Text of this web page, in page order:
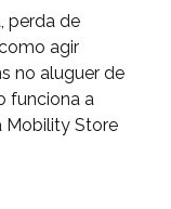
perda de
agir
no aluguer de
funciona a
Mobility Store